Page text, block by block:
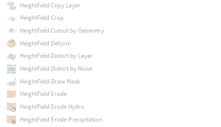
HeightField Copy Layer
HeightField Crop
HeightField Cutout by Geometry
HeightField Deform
HeightField Distort by Layer
HeightField Distort by Noise
HeightField Draw Mask
HeightField Erode
HeightField Erode Hydro
HeightField Erode Precipitation